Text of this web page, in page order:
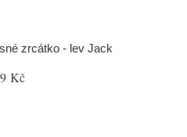
zrcátko - lev Jack
Kč